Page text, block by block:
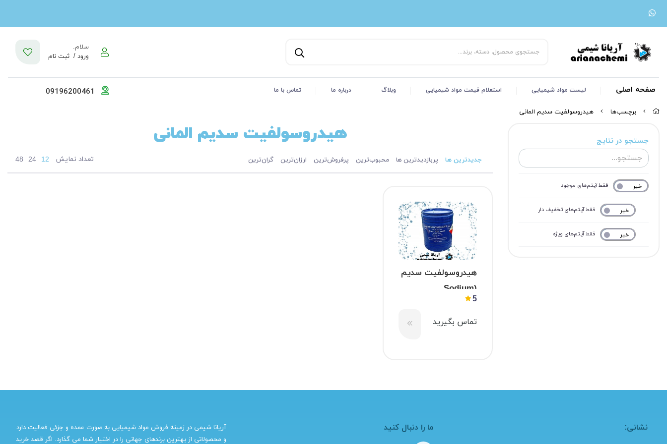
سلام.
ورود / ثبت نام
صفحه اصلی لیست مواد شیمیایی استعلام قیمت مواد شیمیایی وبلاگ درباره ما تماس با ما
برچسب‌ها هیدروسولفیت سدیم المانی
جستجو در نتایج
بله خیر فقط آیتم‌های موجود
بله خیر فقط آیتم‌های تخفیف دار
بله خیر فقط آیتم‌های ویژه
هیدروسولفیت سدیم المانی
جدیدترین ها پربازدیدترین ها محبوب‌‌ترین پرفروش‌ترین ارزان‌ترین گران‌ترین تعداد نمایش 12
24
48
هیدروسولفیت سدیم
(Sodium
hydrosulfide)
5
تماس بگیرید
نشانی: ما را دنبال کنید
آریانا شیمی در زمینه فروش مواد شیمیایی به صورت عمده و جزئی فعالیت دارد
و محصولاتی از بهترین برندهای جهانی را در اختیار شما می گذارد. اگر قصد خرید